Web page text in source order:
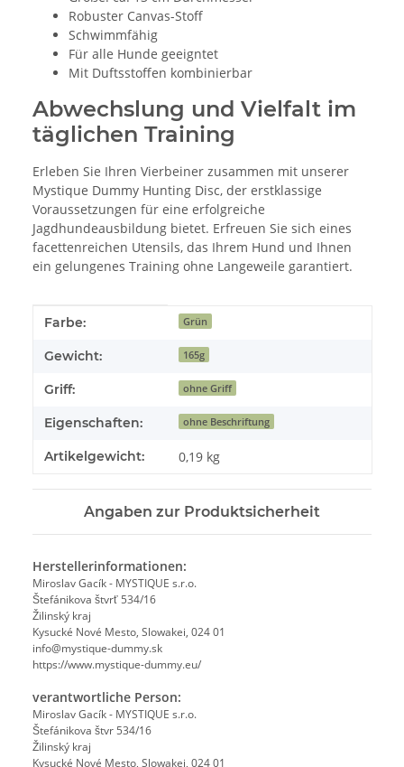
Robuster Canvas-Stoff
Schwimmfähig
Für alle Hunde geeigntet
Mit Duftsstoffen kombinierbar
Abwechslung und Vielfalt im
täglichen Training
Erleben Sie Ihren Vierbeiner zusammen mit unserer
Mystique Dummy Hunting Disc, der erstklassige
Voraussetzungen für eine erfolgreiche
Jagdhundeausbildung bietet. Erfreuen Sie sich eines
facettenreichen Utensils, das Ihrem Hund und Ihnen
ein gelungenes Training ohne Langeweile garantiert.
Produkteigenschaft
Wert
Farbe: Grün
Gewicht: 165g
Griff: ohne Griff
Eigenschaften: ohne Beschriftung
Artikelgewicht: 0,19 kg
Angaben zur Produktsicherheit
Herstellerinformationen:
Miroslav Gacík - MYSTIQUE s.r.o.
Štefánikova štvrť 534/16
Žilinský kraj
Kysucké Nové Mesto, Slowakei, 024 01
info@mystique-dummy.sk
https://www.mystique-dummy.eu/
verantwortliche Person:
Miroslav Gacík - MYSTIQUE s.r.o.
Štefánikova štvr 534/16
Žilinský kraj
Kysucké Nové Mesto, Slowakei, 024 01